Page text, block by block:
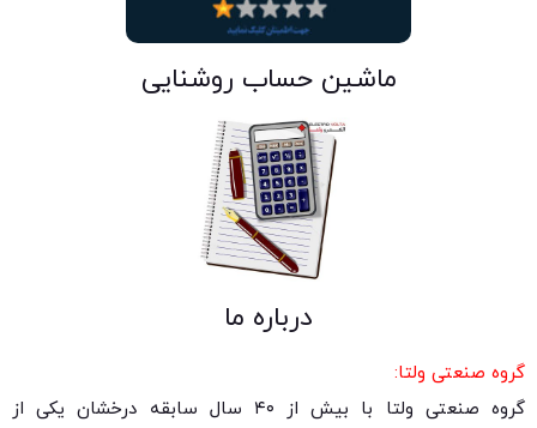
ماشین حساب روشنایی
درباره ما
گروه صنعتی ولتا:
گروه صنعتی ولتا با بیش از ۴۰ سال سابقه درخشان یکی از